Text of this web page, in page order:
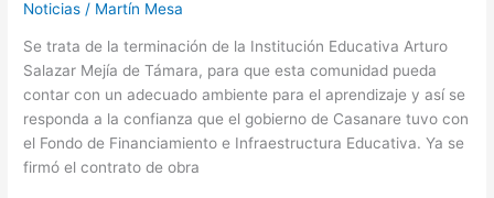
Noticias / Martín Mesa
Se trata de la terminación de la Institución Educativa Arturo
Salazar Mejía de Támara, para que esta comunidad pueda
contar con un adecuado ambiente para el aprendizaje y así se
responda a la confianza que el gobierno de Casanare tuvo con
el Fondo de Financiamiento e Infraestructura Educativa. Ya se
firmó el contrato de obra